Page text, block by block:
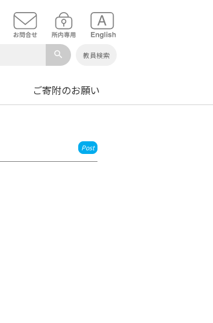
search 教員検索
ご寄附のお願い
Post